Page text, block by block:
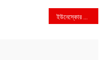
ইউনেস্কোর নির্বাহী পরিষদের সহ-সভাপতি বাংলাদেশ